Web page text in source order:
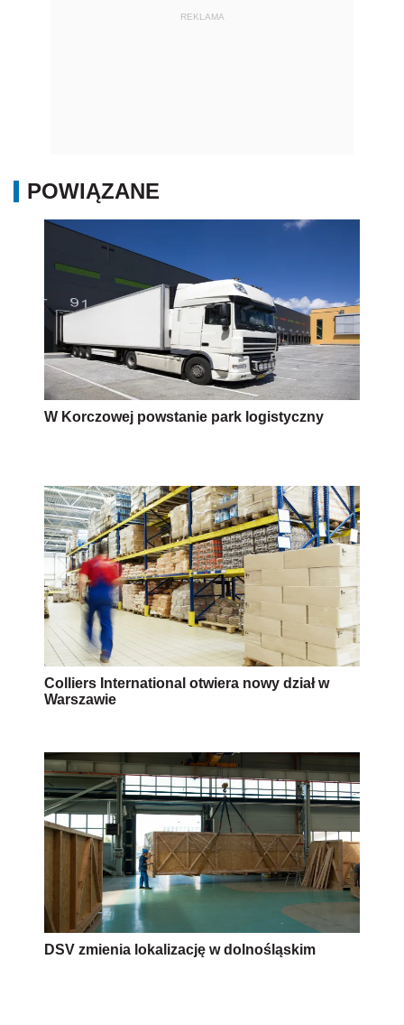
REKLAMA
POWIĄZANE
W Korczowej powstanie park logistyczny
Colliers International otwiera nowy dział w
Warszawie
DSV zmienia lokalizację w dolnośląskim